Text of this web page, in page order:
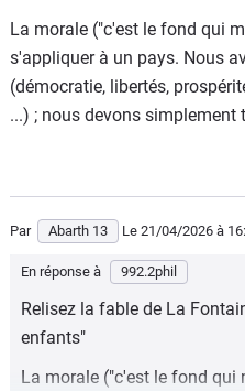
plus compliqué).
s'effondre sous le poids de
qui joue les pompiers
entreprises se font racheter
Hors, ce n'est pas le rôle
toujours plus pour la
là, au ça m'énerve de voir
La morale ("c'est le fond qui
s'appliquer à un pays. Nous
(démocratie, libertés,
...) ; nous devons simplement
Par Abarth 13 Le 21/04/2026 à
En réponse à 992.2phil
Relisez la fable de La
enfants"
La morale ("c'est le fond qui